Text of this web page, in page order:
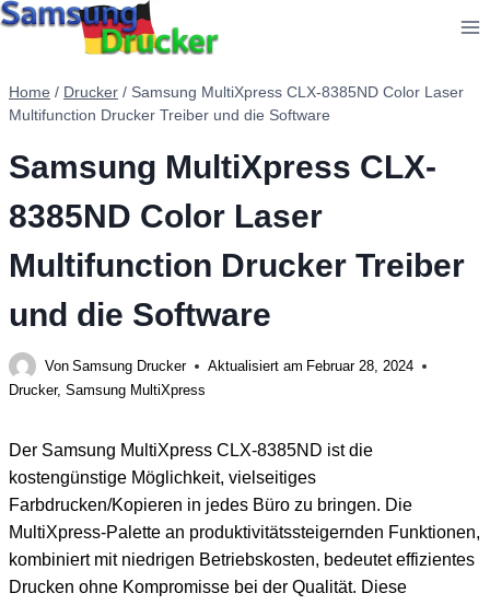
Zum
Home / Drucker / Samsung MultiXpress CLX-8385ND Color Laser
Multifunction Drucker Treiber und die Software
Samsung MultiXpress CLX-
8385ND Color Laser
Multifunction Drucker Treiber
und die Software
Von Samsung Drucker Aktualisiert am Februar 28, 2024
Drucker, Samsung MultiXpress
Der Samsung MultiXpress CLX-8385ND ist die
kostengünstige Möglichkeit, vielseitiges
Farbdrucken/Kopieren in jedes Büro zu bringen. Die
MultiXpress-Palette an produktivitätssteigernden Funktionen,
kombiniert mit niedrigen Betriebskosten, bedeutet effizientes
Drucken ohne Kompromisse bei der Qualität. Diese